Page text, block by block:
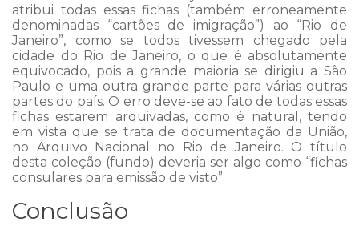
atribui todas essas fichas (também erroneamente
denominadas “cartões de imigração”) ao “Rio de
Janeiro”, como se todos tivessem chegado pela
cidade do Rio de Janeiro, o que é absolutamente
equivocado, pois a grande maioria se dirigiu a São
Paulo e uma outra grande parte para várias outras
partes do país. O erro deve-se ao fato de todas essas
fichas estarem arquivadas, como é natural, tendo
em vista que se trata de documentação da União,
no Arquivo Nacional no Rio de Janeiro. O título
desta coleção (fundo) deveria ser algo como “fichas
consulares para emissão de visto”.
Conclusão